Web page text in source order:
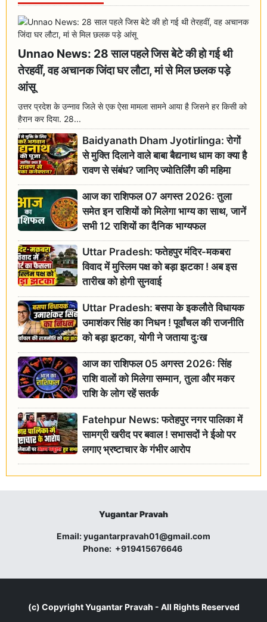
Unnao News: 28 साल पहले जिस बेटे की हो गई थी
तेरहवीं, वह अचानक जिंदा घर लौटा, मां से मिल छलक पड़े
आंसू
उत्तर प्रदेश के उन्नाव जिले से एक ऐसा मामला सामने आया है जिसने हर किसी को
हैरान कर दिया. 28...
Baidyanath Dham Jyotirlinga: रोगों
से मुक्ति दिलाने वाले बाबा बैद्यनाथ धाम का क्या है
रावण से संबंध? जानिए ज्योतिर्लिंग की महिमा
आज का राशिफल 07 अगस्त 2026: तुला
समेत इन राशियों को मिलेगा भाग्य का साथ, जानें
सभी 12 राशियों का दैनिक भाग्यफल
Uttar Pradesh: फतेहपुर मंदिर-मकबरा
विवाद में मुस्लिम पक्ष को बड़ा झटका ! अब इस
तारीख को होगी सुनवाई
Uttar Pradesh: बसपा के इकलौते विधायक
उमाशंकर सिंह का निधन ! पूर्वांचल की राजनीति
को बड़ा झटका, योगी ने जताया दुःख
आज का राशिफल 05 अगस्त 2026: सिंह
राशि वालों को मिलेगा सम्मान, तुला और मकर
राशि के लोग रहें सतर्क
Fatehpur News: फतेहपुर नगर पालिका में
सामग्री खरीद पर बवाल ! सभासदों ने ईओ पर
लगाए भ्रष्टाचार के गंभीर आरोप
Yugantar Pravah
Email:yugantarpravah01@gmail.com
Phone: +919415676646
(c) CopyrightYugantar Pravah - All Rights Reserved